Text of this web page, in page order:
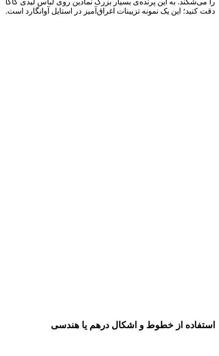
دقت کنید؛ این یک نمونه تزیینات اغراق‌آمیز در استایل آوانگارد است.
استفاده از خطوط و اشکال درهم یا هندسی